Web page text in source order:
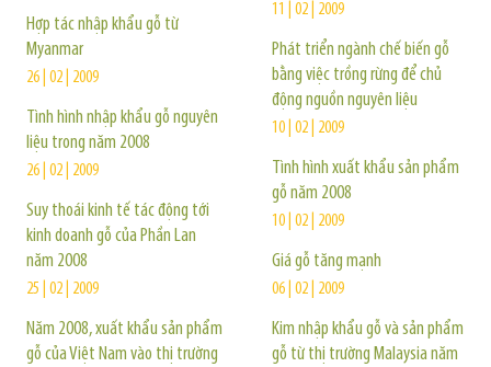
Hợp tác nhập khẩu gỗ từ
Myanmar
26 | 02 | 2009
Tình hình nhập khẩu gỗ nguyên
liệu trong năm 2008
26 | 02 | 2009
Suy thoái kinh tế tác động tới
kinh doanh gỗ của Phần Lan
năm 2008
25 | 02 | 2009
Năm 2008, xuất khẩu sản phẩm
gỗ của Việt Nam vào thị trường
11 | 02 | 2009
Phát triển ngành chế biến gỗ
bằng việc trồng rừng để chủ
động nguồn nguyên liệu
10 | 02 | 2009
Tình hình xuất khẩu sản phẩm
gỗ năm 2008
10 | 02 | 2009
Giá gỗ tăng mạnh
06 | 02 | 2009
Kim nhập khẩu gỗ và sản phẩm
gỗ từ thị trường Malaysia năm